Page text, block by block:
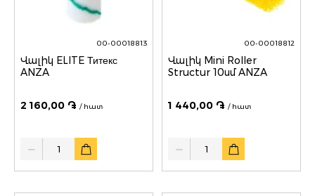
00-00018813
Վալիկ ELITE Титекс
ANZA
2 160,00 ֏ / հատ
00-00018812
Վալիկ Mini Roller
Structur 10սմ ANZA
1 440,00 ֏ / հատ